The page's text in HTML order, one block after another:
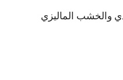
والخشب الماليزي